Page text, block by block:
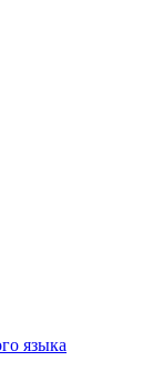
языка